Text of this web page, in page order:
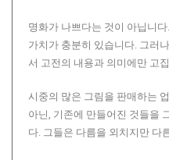
명화가 나쁘다는 것이 아닙니
가치가 충분히 있습니다. 그러
서 고전의 내용과 의미에만 고
시중의 많은 그림을 판매하는
아닌, 기존에 만들어진 것들을
다. 그들은 다름을 외치지만 다